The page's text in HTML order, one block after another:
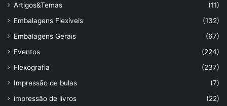
Artigos&Temas
(11)
Embalagens Flexíveis
(132)
Embalagens Gerais
(67)
Eventos
(224)
Flexografia
(237)
Impressão de bulas
(7)
impressão de livros
(22)